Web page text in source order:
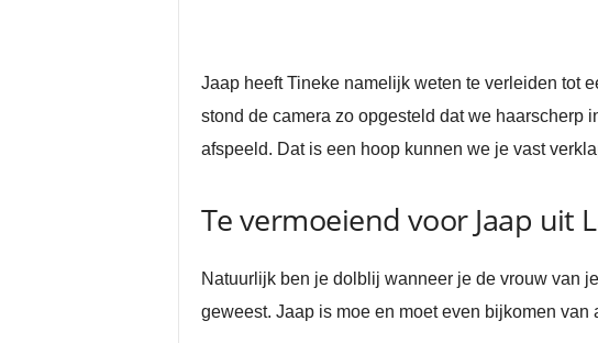
Jaap heeft Tineke namelijk weten te verleiden tot
stond de camera zo opgesteld dat we haarscherp
afspeeld. Dat is een hoop kunnen we je vast
Te vermoeiend voor Jaap uit
Natuurlijk ben je dolblij wanneer je de vrouw van
geweest. Jaap is moe en moet even bijkomen